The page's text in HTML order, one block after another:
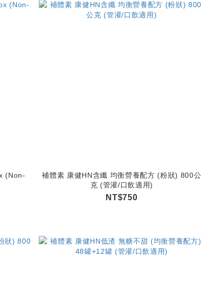
(Non-
補體素 康健HN含纖 均衡營養配方 (粉狀) 800公
克 (管灌/口飲適用)
NT$750